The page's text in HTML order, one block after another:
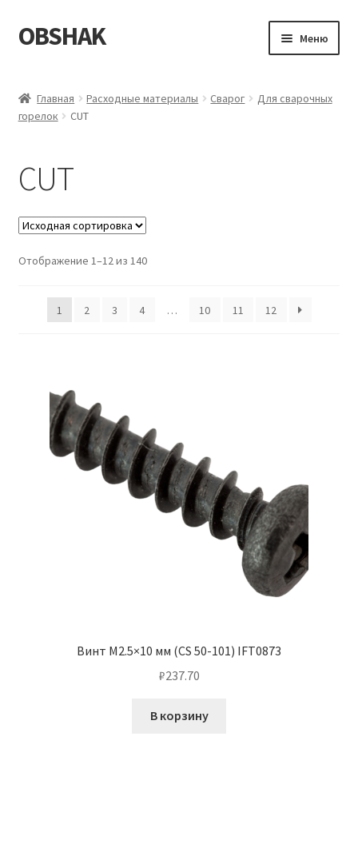
Перейти
к
Перейти
к
OBSHAK Меню
Категории
Главная Расходные материалы Сварог
Для сварочных
горелок
CUT
CUT
Отображение 1–12 из 140
1 2 3 4 … 10 11 12
Винт М2.5×10 мм (CS 50-101) IFT0873
₽237.70
В корзину